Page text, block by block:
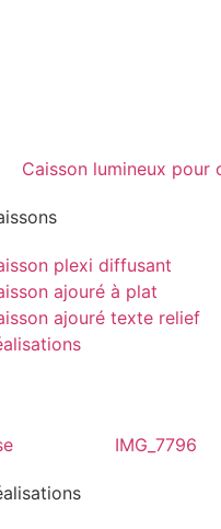
plexi diffusant
ajouré à plat
ajouré texte relief